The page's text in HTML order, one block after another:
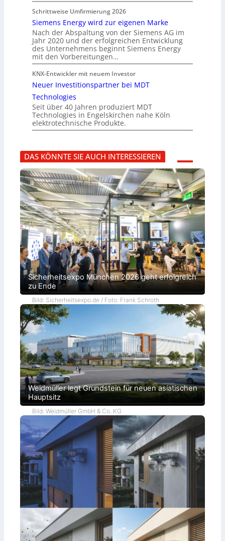
Schrittweise Umfirmierung 2026
Siemens Energy wird zur eigenen Marke
Nach der Abspaltung von der Siemens AG im
Jahr 2020 und der erfolgreichen Entwicklung
des Unternehmens beginnt Siemens Energy
mit den Vorbereitungen…
KNX-Entwickler mit neuem Investor
Neuer Investitionspartner bei MDT
Technologies
Seit über 40 Jahren produziert MDT
Technologies in Engelskirchen nahe Köln
elektrotechnische Produkte.
DAS KÖNNTE SIE AUCH INTERESSIEREN
Sicherheitsexpo München 2026 geht erfolgreich
zu Ende
Bild: Sicherheitsexpo.de / Foto: Frank Schroth
Weidmüller legt Grundstein für neuen asiatischen
Hauptsitz
Bild: Weidmüller GmbH & Co. KG